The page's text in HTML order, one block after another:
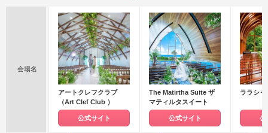
会場名
アートクレフクラブ
（Art Clef Club ）
公式サイト
The Matirtha Suite ザ
マティルタスイート
公式サイト
ララシ
公